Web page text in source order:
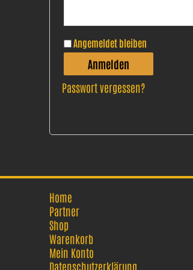
Angemeldet bleiben
Anmelden
Passwort vergessen?
Home
Partner
Shop
Warenkorb
Mein Konto
Datenschutzerklärung